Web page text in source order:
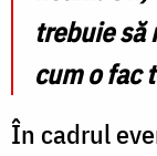
trebuie să
cum o fac
În cadrul